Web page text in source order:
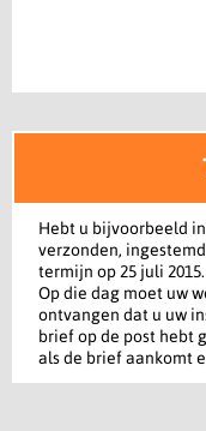
Hebt u bijvoorbeeld
verzonden,
termijn op 25 juli 2015.
Op die dag moet uw
ontvangen dat u uw
brief op de post hebt
als de brief aankomt